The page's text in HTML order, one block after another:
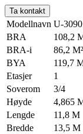
Ta kontakt
Modellnavn U-3090
BRA
108,2
BRA-i
86,2 M²
BYA
119,7
Etasjer
1
Soverom
3/4
Høyde
4,865
Lengde
11,8 M
Bredde
13,5 M